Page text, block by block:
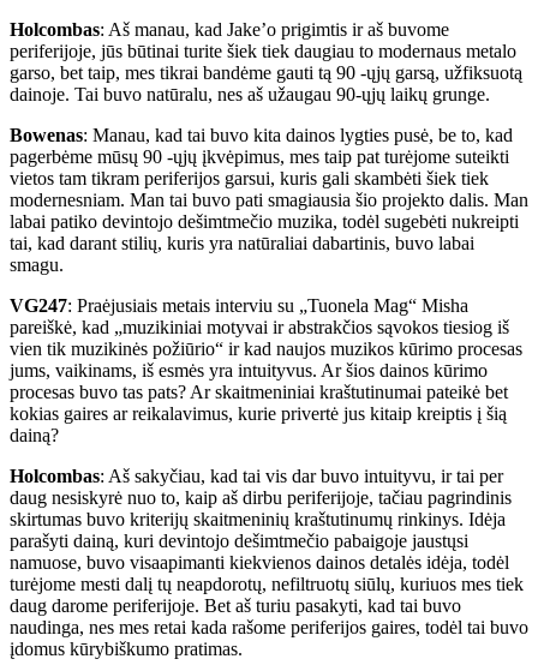
Holcombas: Aš manau, kad Jake’o prigimtis ir aš buvome
periferijoje, jūs būtinai turite šiek tiek daugiau to modernaus metalo
garso, bet taip, mes tikrai bandėme gauti tą 90 -ųjų garsą, užfiksuotą
dainoje. Tai buvo natūralu, nes aš užaugau 90-ųjų laikų grunge.
Bowenas: Manau, kad tai buvo kita dainos lygties pusė, be to, kad
pagerbėme mūsų 90 -ųjų įkvėpimus, mes taip pat turėjome suteikti
vietos tam tikram periferijos garsui, kuris gali skambėti šiek tiek
modernesniam. Man tai buvo pati smagiausia šio projekto dalis. Man
labai patiko devintojo dešimtmečio muzika, todėl sugebėti nukreipti
tai, kad darant stilių, kuris yra natūraliai dabartinis, buvo labai
smagu.
VG247: Praėjusiais metais interviu su „Tuonela Mag“ Misha
pareiškė, kad „muzikiniai motyvai ir abstrakčios sąvokos tiesiog iš
vien tik muzikinės požiūrio“ ir kad naujos muzikos kūrimo procesas
jums, vaikinams, iš esmės yra intuityvus. Ar šios dainos kūrimo
procesas buvo tas pats? Ar skaitmeniniai kraštutinumai pateikė bet
kokias gaires ar reikalavimus, kurie privertė jus kitaip kreiptis į šią
dainą?
Holcombas: Aš sakyčiau, kad tai vis dar buvo intuityvu, ir tai per
daug nesiskyrė nuo to, kaip aš dirbu periferijoje, tačiau pagrindinis
skirtumas buvo kriterijų skaitmeninių kraštutinumų rinkinys. Idėja
parašyti dainą, kuri devintojo dešimtmečio pabaigoje jaustųsi
namuose, buvo visaapimanti kiekvienos dainos detalės idėja, todėl
turėjome mesti dalį tų neapdorotų, nefiltruotų siūlų, kuriuos mes tiek
daug darome periferijoje. Bet aš turiu pasakyti, kad tai buvo
naudinga, nes mes retai kada rašome periferijos gaires, todėl tai buvo
įdomus kūrybiškumo pratimas.